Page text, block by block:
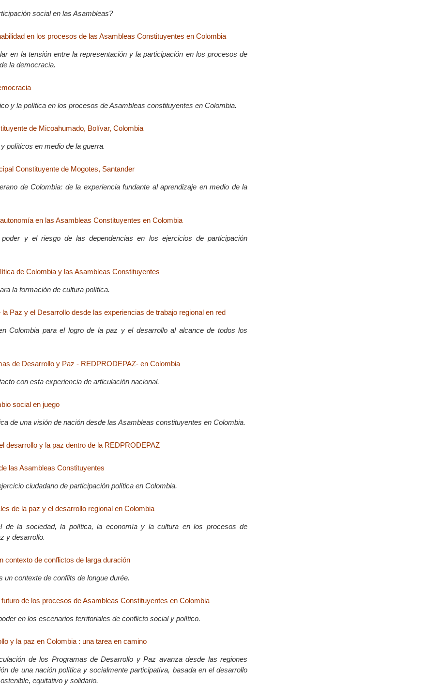
social en las Asambleas?
en los procesos de las Asambleas Constituyentes en Colombia
en la tensión entre la representación y la participación en los procesos de
la democracia.
y la política en los procesos de Asambleas constituyentes en Colombia.
de Micoahumado, Bolívar, Colombia
políticos en medio de la guerra.
Constituyente de Mogotes, Santander
de Colombia: de la experiencia fundante al aprendizaje en medio de la
en las Asambleas Constituyentes en Colombia
y el riesgo de las dependencias en los ejercicios de participación
de Colombia y las Asambleas Constituyentes
la formación de cultura política.
Paz y el Desarrollo desde las experiencias de trabajo regional en red
Colombia para el logro de la paz y el desarrollo al alcance de todos los
de Desarrollo y Paz - REDPRODEPAZ- en Colombia
con esta experiencia de articulación nacional.
social en juego
de una visión de nación desde las Asambleas constituyentes en Colombia.
desarrollo y la paz dentro de la REDPRODEPAZ
las Asambleas Constituyentes
ciudadano de participación política en Colombia.
de la paz y el desarrollo regional en Colombia
de la sociedad, la política, la economía y la cultura en los procesos de
y desarrollo.
contexto de conflictos de larga duración
un contexte de conflits de longue durée.
de los procesos de Asambleas Constituyentes en Colombia
en los escenarios territoriales de conflicto social y político.
y la paz en Colombia : una tarea en camino
de los Programas de Desarrollo y Paz avanza desde las regiones
de una nación política y socialmente participativa, basada en el desarrollo
equitativo y solidario.